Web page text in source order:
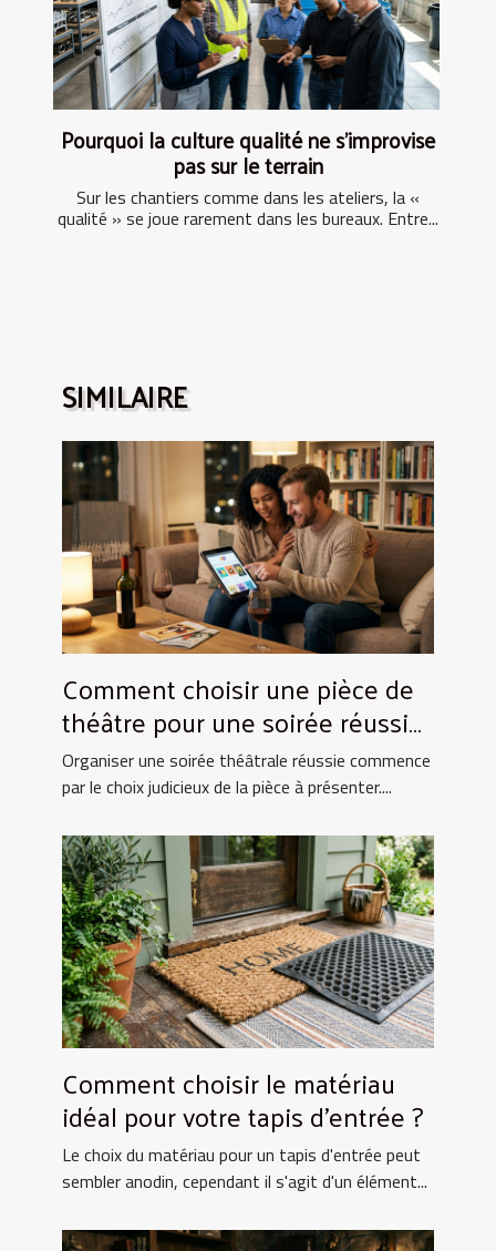
Pourquoi la culture qualité ne s’improvise
pas sur le terrain
Sur les chantiers comme dans les ateliers, la «
qualité » se joue rarement dans les bureaux. Entre...
SIMILAIRE
Comment choisir une pièce de
théâtre pour une soirée réussie
?
Organiser une soirée théâtrale réussie commence
par le choix judicieux de la pièce à présenter....
Comment choisir le matériau
idéal pour votre tapis d'entrée ?
Le choix du matériau pour un tapis d'entrée peut
sembler anodin, cependant il s'agit d'un élément...